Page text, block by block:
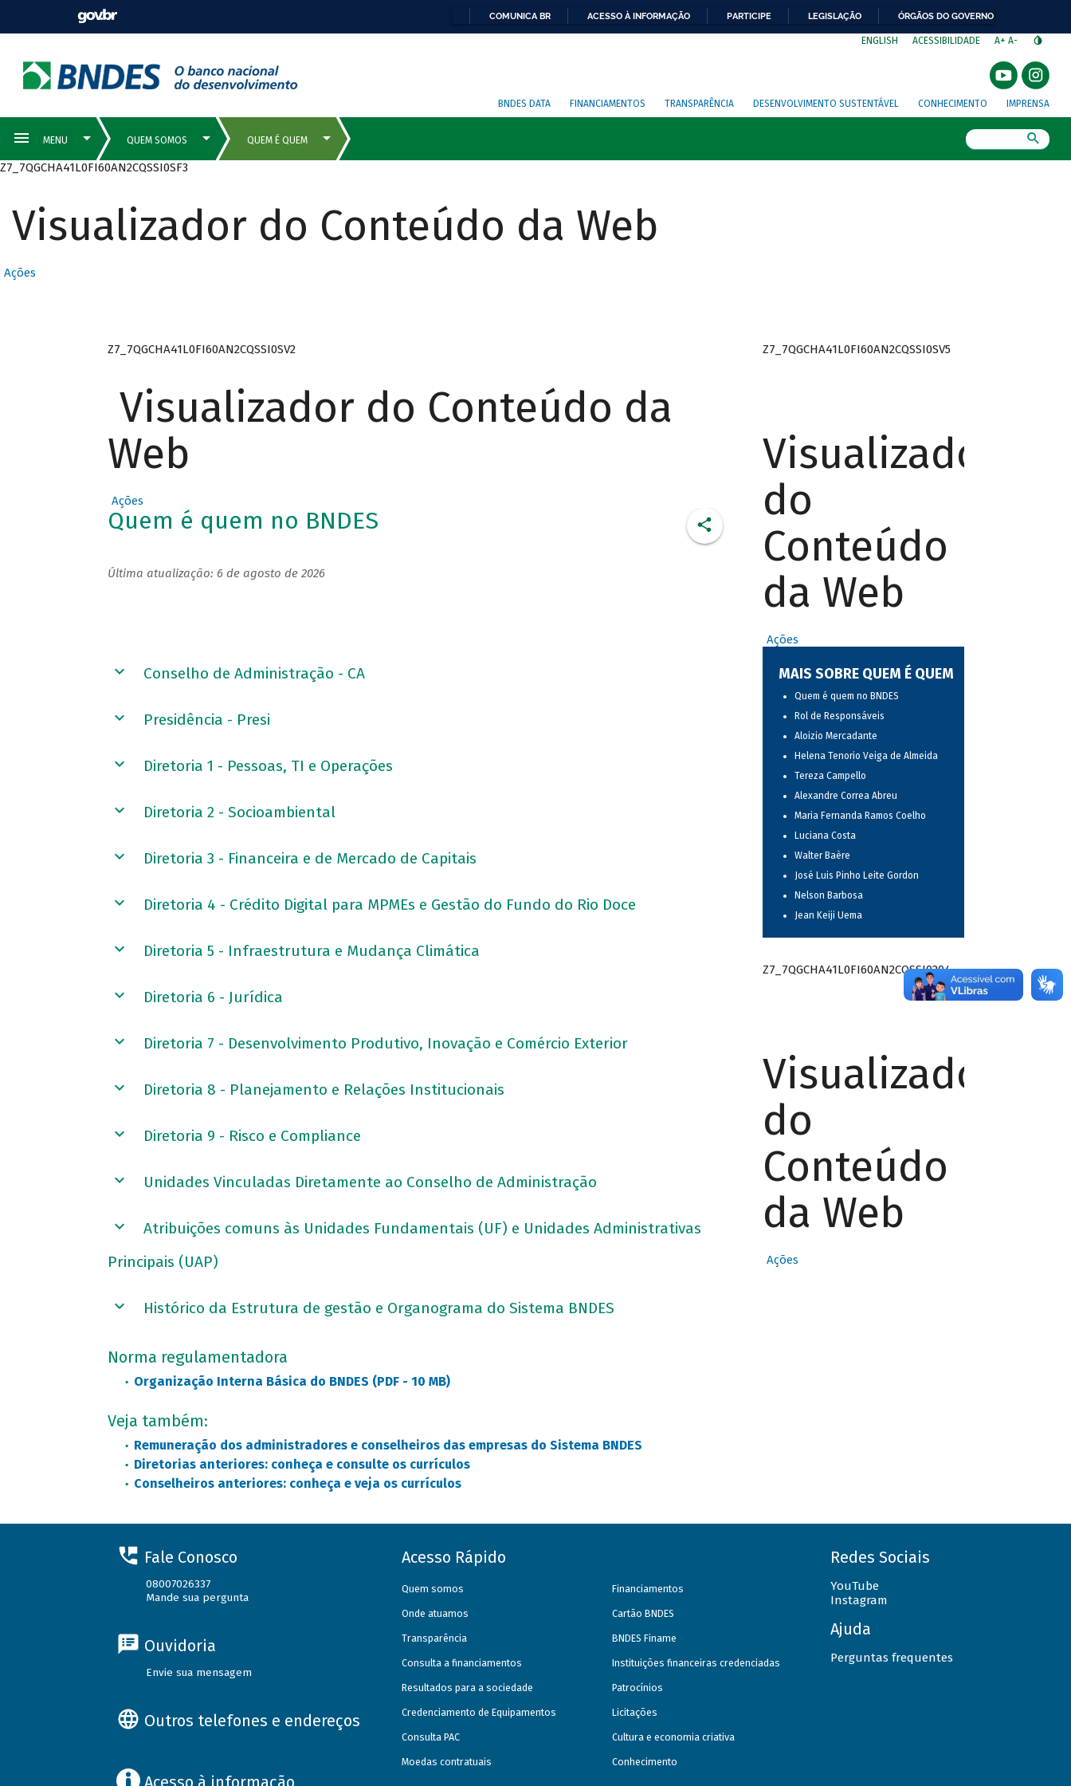
COMUNICA BR ACESSO À INFORMAÇÃO PARTICIPE LEGISLAÇÃO ÓRGÃOS DO GOVERNO
ENGLISH ACESSIBILIDADE A+ A-
BNDES DATA FINANCIAMENTOS TRANSPARÊNCIA DESENVOLVIMENTO SUSTENTÁVEL CONHECIMENTO IMPRENSA
Z7_7QGCHA41L0FI60AN2CQSSI0SF3
Visualizador do Conteúdo da Web
Ações
Z7_7QGCHA41L0FI60AN2CQSSI0SV2
Visualizador do Conteúdo da
Web
Ações
Quem é quem no BNDES
Última atualização: 6 de agosto de 2026
Conselho de Administração - CA
Presidência - Presi
Diretoria 1 - Pessoas, TI e Operações
Diretoria 2 - Socioambiental
Diretoria 3 - Financeira e de Mercado de Capitais
Diretoria 4 - Crédito Digital para MPMEs e Gestão do Fundo do Rio Doce
Diretoria 5 - Infraestrutura e Mudança Climática
Diretoria 6 - Jurídica
Diretoria 7 - Desenvolvimento Produtivo, Inovação e Comércio Exterior
Diretoria 8 - Planejamento e Relações Institucionais
Diretoria 9 - Risco e Compliance
Unidades Vinculadas Diretamente ao Conselho de Administração
Atribuições comuns às Unidades Fundamentais (UF) e Unidades Administrativas
Principais (UAP)
Histórico da Estrutura de gestão e Organograma do Sistema BNDES
Norma regulamentadora
Organização Interna Básica do BNDES (PDF - 10 MB)
Veja também:
Remuneração dos administradores e conselheiros das empresas do Sistema BNDES
Diretorias anteriores: conheça e consulte os currículos
Conselheiros anteriores: conheça e veja os currículos
Z7_7QGCHA41L0FI60AN2CQSSI0SV5
Visualizador
do
Conteúdo
da Web
Ações
MAIS SOBRE QUEM É QUEM
Quem é quem no BNDES
Rol de Responsáveis
Aloizio Mercadante
Helena Tenorio Veiga de Almeida
Tereza Campello
Alexandre Correa Abreu
Maria Fernanda Ramos Coelho
Luciana Costa
Walter Baère
José Luis Pinho Leite Gordon
Nelson Barbosa
Jean Keiji Uema
Z7_7QGCHA41L0FI60AN2CQSSI0204
Visualizador
do
Conteúdo
da Web
Ações
Fale Conosco
08007026337
Mande sua pergunta
Ouvidoria
Envie sua mensagem
Outros telefones e endereços
Acesso à informação
Acesso Rápido
Quem somos
Onde atuamos
Transparência
Consulta a financiamentos
Resultados para a sociedade
Credenciamento de Equipamentos
Consulta PAC
Moedas contratuais
Financiamentos
Cartão BNDES
BNDES Finame
Instituições financeiras credenciadas
Patrocínios
Licitações
Cultura e economia criativa
Conhecimento
Redes Sociais
YouTube
Instagram
Ajuda
Perguntas frequentes